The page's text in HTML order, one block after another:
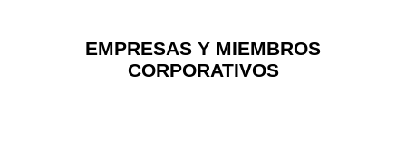
EMPRESAS Y MIEMBROS
CORPORATIVOS